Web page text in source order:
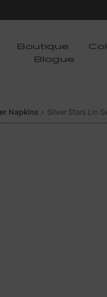
Boutique
Blogue
Napkins Silver Stars Lin